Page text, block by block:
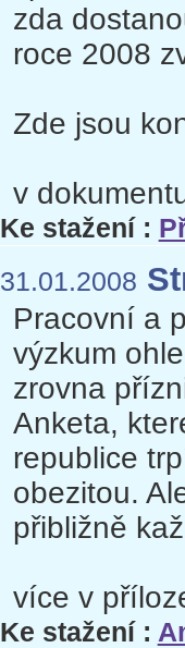
zda
roce 2008
Zde jsou
v
Ke stažení :
31.01.2008
Pracovní a
výzkum
zrovna
Anketa,
republice
obezitou.
přibližně
více v
Ke stažení :